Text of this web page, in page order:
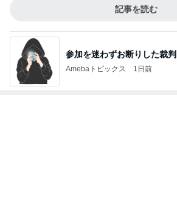
記事を読む
参加を迷わずお断りした裁判
Amebaトピックス 1日前